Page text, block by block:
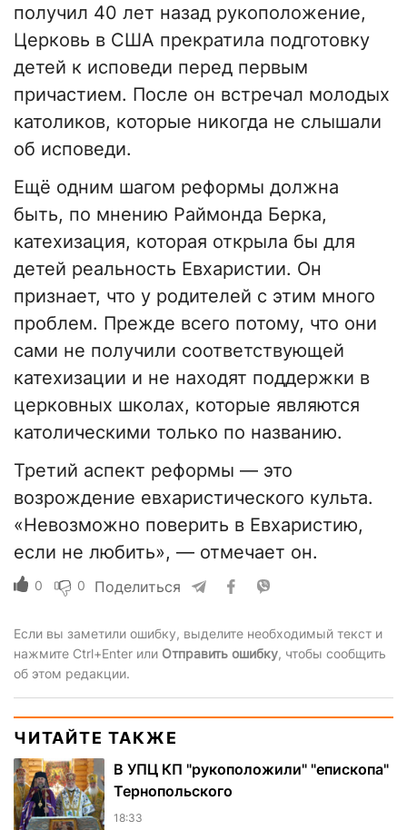
получил 40 лет назад рукоположение,
Церковь в США прекратила подготовку
детей к исповеди перед первым
причастием. После он встречал молодых
католиков, которые никогда не слышали
об исповеди.
Ещё одним шагом реформы должна
быть, по мнению Раймонда Берка,
катехизация, которая открыла бы для
детей реальность Евхаристии. Он
признает, что у родителей с этим много
проблем. Прежде всего потому, что они
сами не получили соответствующей
катехизации и не находят поддержки в
церковных школах, которые являются
католическими только по названию.
Третий аспект реформы — это
возрождение евхаристического культа.
«Невозможно поверить в Евхаристию,
если не любить», — отмечает он.
0 0 Поделиться
Если вы заметили ошибку, выделите необходимый текст и
нажмите Ctrl+Enter или Отправить ошибку, чтобы сообщить
об этом редакции.
ЧИТАЙТЕ ТАКЖЕ
В УПЦ КП "рукоположили" "епископа"
Тернопольского
18:33